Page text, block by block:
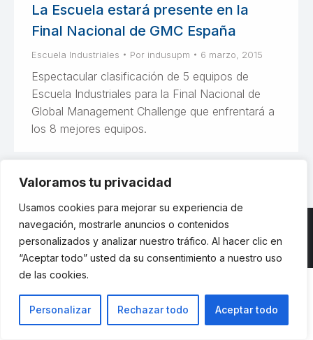
Valoramos tu privacidad
Usamos cookies para mejorar su experiencia de
navegación, mostrarle anuncios o contenidos
personalizados y analizar nuestro tráfico. Al hacer clic en
“Aceptar todo” usted da su consentimiento a nuestro uso
de las cookies.
Personalizar Rechazar todo Aceptar todo
La Escuela estará presente en la
Final Nacional de GMC España
Escuela Industriales Por indusupm 6 marzo, 2015
Espectacular clasificación de 5 equipos de
Escuela Industriales para la Final Nacional de
Global Management Challenge que enfrentará a
los 8 mejores equipos.
© ETSII UPM - una web debelieve